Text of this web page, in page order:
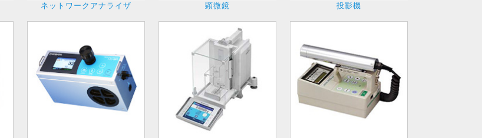
ネットワークアナライザ 顕微鏡 投影機